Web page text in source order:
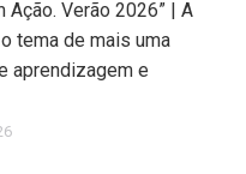
Ação. Verão 2026” | A
tema de mais uma
aprendizagem e